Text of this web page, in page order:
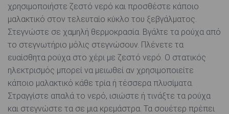
χρησιμοποιήστε ζεστό νερό και προσθέστε κάποιο
μαλακτικό στον τελευταίο κύκλο του ξεβγάλματος.
Στεγνώστε σε χαμηλή θερμοκρασία. Βγάλτε τα ρούχα από
το στεγνωτήριο μόλις στεγνώσουν. Πλένετε τα
ευαίσθητα ρούχα στο χέρι με ζεστό νερό. Ο στατικός
ηλεκτρισμός μπορεί να μειωθεί αν χρησιμοποιείτε
κάποιο μαλακτικό κάθε τρία ή τέσσερα πλυσίματα.
Στραγγίστε απαλά το νερό, ισιώστε ή τινάξτε τα ρούχα
και στεγνώστε τα σε μια κρεμάστρα. Τα σουέτερ πρέπει